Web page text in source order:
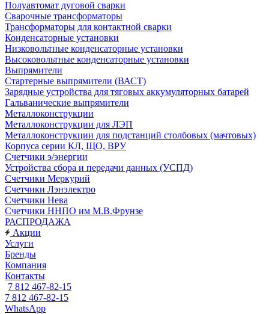
Полуавтомат дуговой сварки
Сварочные трансформаторы
Трансформаторы для контактной сварки
Конденсаторные установки
Низковольтные конденсаторные установки
Высоковольтные конденсаторные установки
Выпрямители
Стартерные выпрямители (ВАСТ)
Зарядные устройства для тяговых аккумуляторных батарей
Гальванические выпрямители
Металлоконструкции
Металлоконструкции для ЛЭП
Металлоконструкции для подстанций столбовых (мачтовых)
Корпуса серии КЛ, ЩО, ВРУ
Счетчики э/энергии
Устройства сбора и передачи данных (УСПД)
Счетчики Меркурий
Счетчики Лэнэлектро
Счетчики Нева
Счетчики ННПО им М.В.Фрунзе
РАСПРОДАЖА
Акции
Услуги
Бренды
Компания
Контакты
7 812 467-82-15
7 812 467-82-15
WhatsApp